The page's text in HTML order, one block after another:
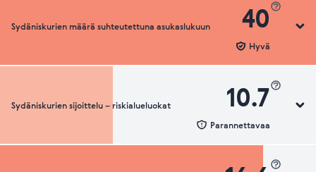
Sydänturvallisuuden luokka
Sydäniskurien määrä suhteutettuna asukaslukuun 40
Hyvä
Sydäniskurien määrä suhteutettuna asukaslukuun
Sydäniskurien sijoittelu – riskialueluokat 10.7
Parannettavaa